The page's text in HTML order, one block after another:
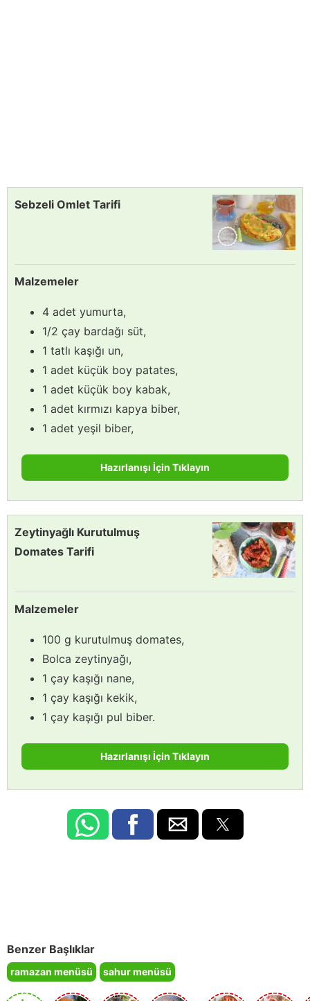
Sebzeli Omlet Tarifi
Malzemeler
4 adet yumurta,
1/2 çay bardağı süt,
1 tatlı kaşığı un,
1 adet küçük boy patates,
1 adet küçük boy kabak,
1 adet kırmızı kapya biber,
1 adet yeşil biber,
Hazırlanışı İçin Tıklayın
Zeytinyağlı Kurutulmuş
Domates Tarifi
Malzemeler
100 g kurutulmuş domates,
Bolca zeytinyağı,
1 çay kaşığı nane,
1 çay kaşığı kekik,
1 çay kaşığı pul biber.
Hazırlanışı İçin Tıklayın
Benzer Başlıklar
ramazan menüsü sahur menüsü